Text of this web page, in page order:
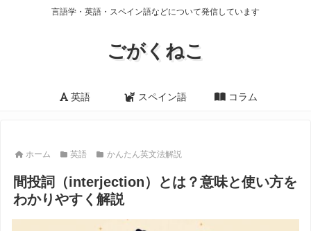
言語学・英語・スペイン語などについて発信しています
ごがくねこ
英語 スペイン語 コラム
ホーム 英語 かんたん英文法解説
間投詞（interjection）とは？意味と使い方を
わかりやすく解説